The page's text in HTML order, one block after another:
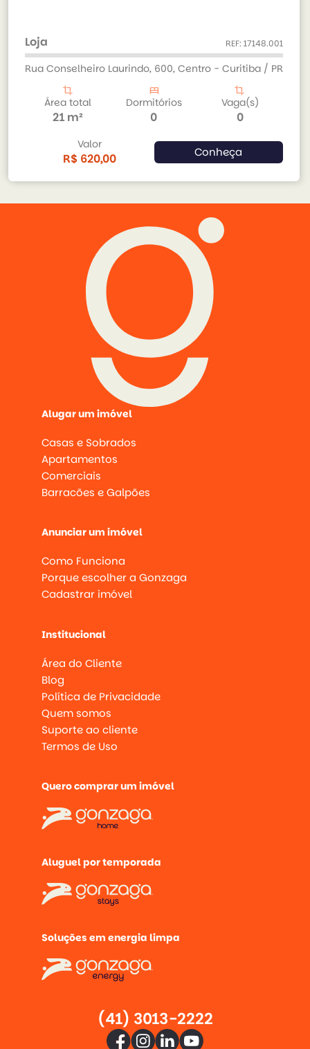
Loja REF: 17148.001
Rua Conselheiro Laurindo, 600, Centro - Curitiba / PR
crop
Área total
21 m²
bed
Dormitórios
0
crop
Vaga(s)
0
Valor
R$ 620,00 Conheça
Alugar um imóvel
Casas e Sobrados
Apartamentos
Comerciais
Barracões e Galpões
Anunciar um imóvel
Como Funciona
Porque escolher a Gonzaga
Cadastrar imóvel
Institucional
Área do Cliente
Blog
Política de Privacidade
Quem somos
Suporte ao cliente
Termos de Uso
Quero comprar um imóvel
Aluguel por temporada
Soluções em energia limpa
(41) 3013-2222